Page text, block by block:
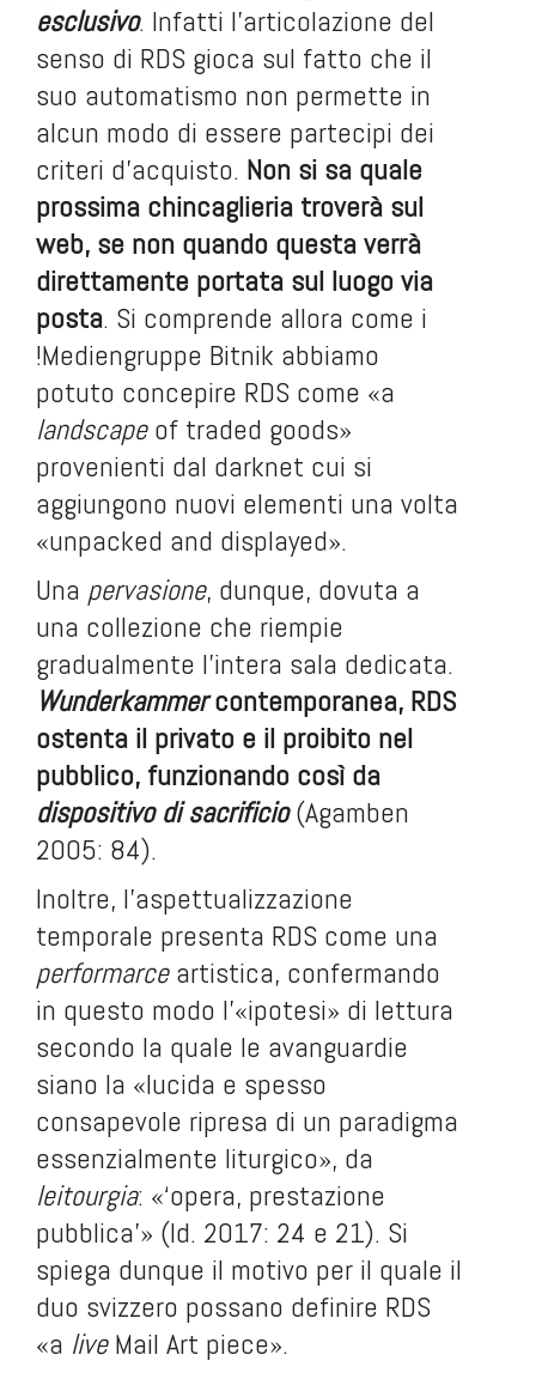
esclusivo. Infatti l’articolazione del
senso di RDS gioca sul fatto che il
suo automatismo non permette in
alcun modo di essere partecipi dei
criteri d’acquisto. Non si sa quale
prossima chincaglieria troverà sul
web, se non quando questa verrà
direttamente portata sul luogo via
posta. Si comprende allora come i
!Mediengruppe Bitnik abbiamo
potuto concepire RDS come «a
landscapeof traded goods»
provenienti dal darknet cui si
aggiungono nuovi elementi una volta
«unpacked and displayed».
Una pervasione, dunque, dovuta a
una collezione che riempie
gradualmente l’intera sala dedicata.
Wunderkammercontemporanea, RDS
ostenta il privato e il proibito nel
pubblico, funzionando così da
dispositivo di sacrificio (Agamben
2005: 84).
Inoltre, l’aspettualizzazione
temporale presenta RDS come una
performarceartistica, confermando
in questo modo l’«ipotesi» di lettura
secondo la quale le avanguardie
siano la «lucida e spesso
consapevole ripresa di un paradigma
essenzialmente liturgico», da
leitourgia: «‘opera, prestazione
pubblica’» (Id. 2017: 24 e 21). Si
spiega dunque il motivo per il quale il
duo svizzero possano definire RDS
«a liveMail Art piece».